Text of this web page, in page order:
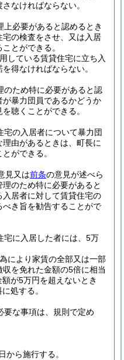
なければならない。
必要があると認めるとき
の検査をさせ、又は入居
とができる。
している賃貸住宅に立ち入
得なければならない。
のため特に必要があると認
暴力団員であるかどうか
聴くことができる。
宅の入居者について暴力団
由があるときは、町長に
ができる。
見又は前条の意見が述べら
のため特に必要があると
居者に対して賃貸住宅の
き旨を勧告することがで
宅に入居した者には、5万
により家賃の全部又は一部
を免れた金額の5倍に相当
が5万円を超えないとき
処する。
要な事項は、規則で定め
から施行する。